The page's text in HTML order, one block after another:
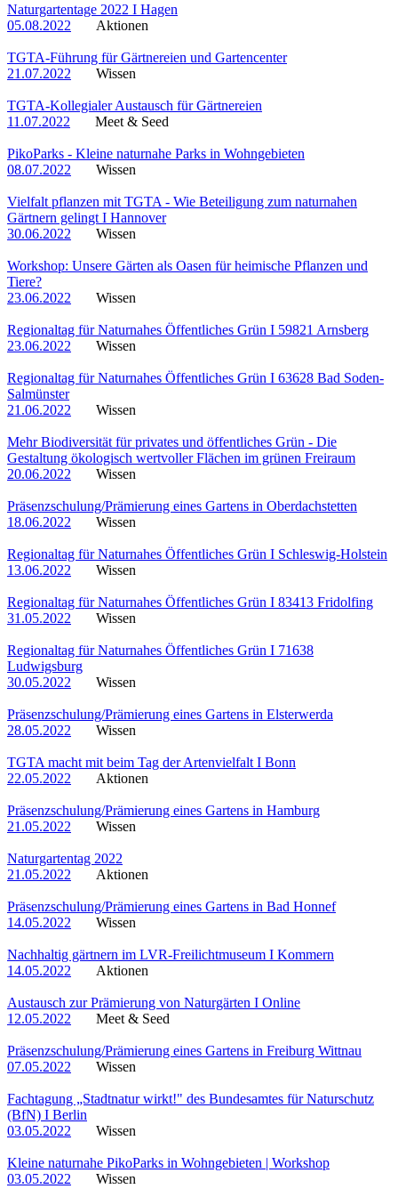
Naturgartentage 2022 I Hagen
05.08.2022
Aktionen
TGTA-Führung für Gärtnereien und Gartencenter
21.07.2022
Wissen
TGTA-Kollegialer Austausch für Gärtnereien
11.07.2022
Meet & Seed
PikoParks - Kleine naturnahe Parks in Wohngebieten
08.07.2022
Wissen
Vielfalt pflanzen mit TGTA - Wie Beteiligung zum naturnahen
Gärtnern gelingt I Hannover
30.06.2022
Wissen
Workshop: Unsere Gärten als Oasen für heimische Pflanzen und
Tiere?
23.06.2022
Wissen
Regionaltag für Naturnahes Öffentliches Grün I 59821 Arnsberg
23.06.2022
Wissen
Regionaltag für Naturnahes Öffentliches Grün I 63628 Bad Soden-
Salmünster
21.06.2022
Wissen
Mehr Biodiversität für privates und öffentliches Grün - Die
Gestaltung ökologisch wertvoller Flächen im grünen Freiraum
20.06.2022
Wissen
Präsenzschulung/Prämierung eines Gartens in Oberdachstetten
18.06.2022
Wissen
Regionaltag für Naturnahes Öffentliches Grün I Schleswig-Holstein
13.06.2022
Wissen
Regionaltag für Naturnahes Öffentliches Grün I 83413 Fridolfing
31.05.2022
Wissen
Regionaltag für Naturnahes Öffentliches Grün I 71638
Ludwigsburg
30.05.2022
Wissen
Präsenzschulung/Prämierung eines Gartens in Elsterwerda
28.05.2022
Wissen
TGTA macht mit beim Tag der Artenvielfalt I Bonn
22.05.2022
Aktionen
Präsenzschulung/Prämierung eines Gartens in Hamburg
21.05.2022
Wissen
Naturgartentag 2022
21.05.2022
Aktionen
Präsenzschulung/Prämierung eines Gartens in Bad Honnef
14.05.2022
Wissen
Nachhaltig gärtnern im LVR-Freilichtmuseum I Kommern
14.05.2022
Aktionen
Austausch zur Prämierung von Naturgärten I Online
12.05.2022
Meet & Seed
Präsenzschulung/Prämierung eines Gartens in Freiburg Wittnau
07.05.2022
Wissen
Fachtagung „Stadtnatur wirkt!" des Bundesamtes für Naturschutz
(BfN) I Berlin
03.05.2022
Wissen
Kleine naturnahe PikoParks in Wohngebieten | Workshop
03.05.2022
Wissen